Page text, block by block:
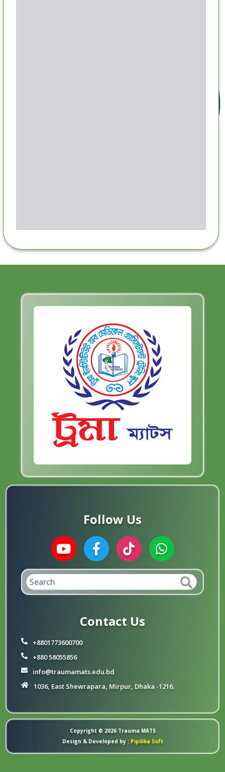
Follow Us
Contact Us
+8801773600700
+880 58055856
info@traumamats.edu.bd
1036, East Shewrapara, Mirpur, Dhaka -1216.
Copyright © 2026 Trauma MATS
Design & Developed by :Pipilika Soft